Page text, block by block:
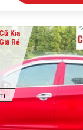
Kia
Rẻ